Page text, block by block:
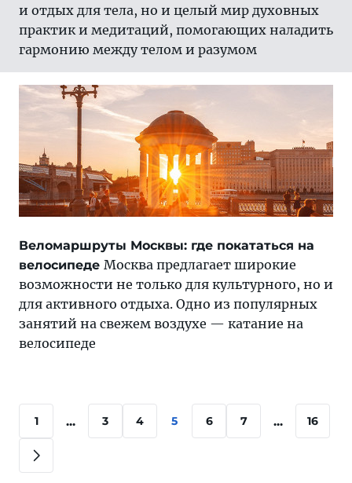
и отдых для тела, но и целый мир духовных
практик и медитаций, помогающих наладить
гармонию между телом и разумом
Веломаршруты Москвы: где покататься на
велосипеде Москва предлагает широкие
возможности не только для культурного, но и
для активного отдыха. Одно из популярных
занятий на свежем воздухе — катание на
велосипеде
1 ... 3 4 5 6 7 ... 16